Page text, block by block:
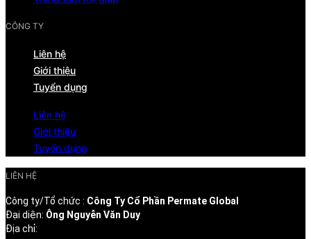
CÔNG TY
Liên hệ
Giới thiệu
Tuyển dụng
Liên hệ
Giới thiệu
Tuyển dụng
LIÊN HỆ
Công ty/Tổ chức : Công Ty Cổ Phần Permate Global
Đại diện: Ông Nguyễn Văn Duy
Địa chỉ: